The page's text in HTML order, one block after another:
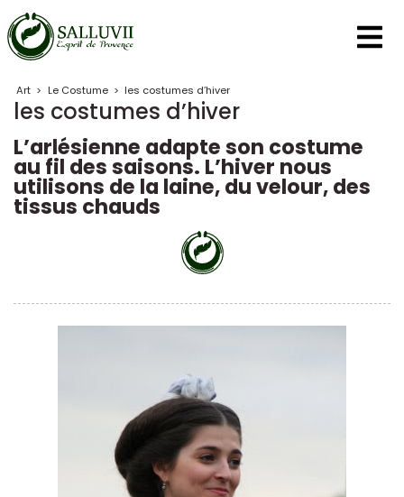
Panneau de gestion des cookies
Art > Le Costume > les costumes d’hiver
les costumes d’hiver
L’arlésienne adapte son costume
au fil des saisons. L’hiver nous
utilisons de la laine, du velour, des
tissus chauds